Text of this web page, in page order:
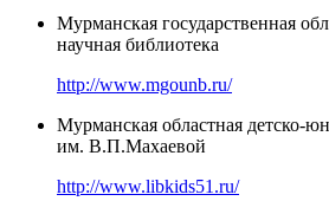
Мурманская государственная
научная библиотека
http://www.mgounb.ru/
Мурманская областная детско-
им. В.П.Махаевой
http://www.libkids51.ru/